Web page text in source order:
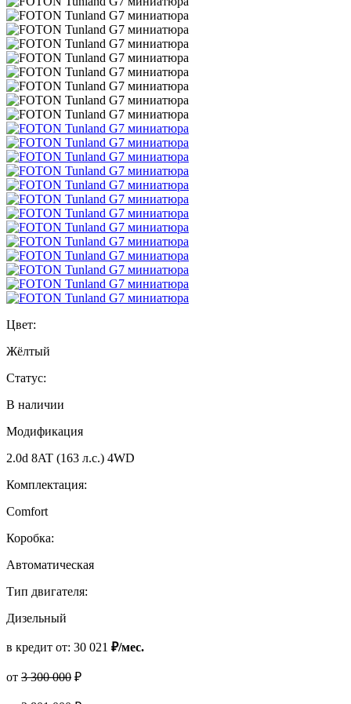
Цвет:
Жёлтый
Статус:
В наличии
Модификация
2.0d 8AT (163 л.с.) 4WD
Комплектация:
Comfort
Коробка:
Автоматическая
Тип двигателя:
Дизельный
в кредит от: 30 021 ₽/мес.
от 3 300 000 ₽